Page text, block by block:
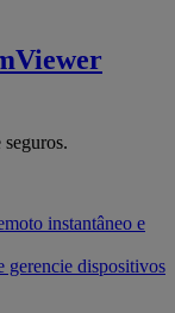
instantâneo e
gerencie dispositivos